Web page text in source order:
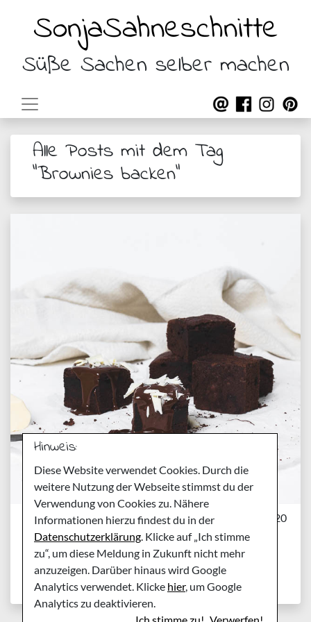
SonjaSahneschnitte
Süße Sachen selber machen
Alle Posts mit dem Tag
"Brownies backen"
Montag, 27. Januar 2020
Rezept für einfache
Brownies – mit Kakao
Hinweis:
Diese Website verwendet Cookies. Durch die
weitere Nutzung der Webseite stimmst du der
Verwendung von Cookies zu. Nähere
Informationen hierzu findest du in der
Datenschutzerklärung. Klicke auf „Ich stimme
zu“, um diese Meldung in Zukunft nicht mehr
anzuzeigen. Darüber hinaus wird Google
Analytics verwendet. Klicke hier, um Google
Analytics zu deaktivieren.